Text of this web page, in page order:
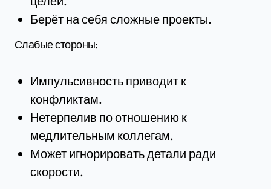
Берёт на себя сложные проекты.
Слабые стороны:
Импульсивность приводит к
конфликтам.
Нетерпелив по отношению к
медлительным коллегам.
Может игнорировать детали ради
скорости.